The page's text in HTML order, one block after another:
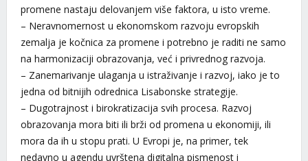
promene nastaju delovanjem više faktora, u isto vreme.
– Neravnomernost u ekonomskom razvoju evropskih
zemalja je kočnica za promene i potrebno je raditi ne samo
na harmonizaciji obrazovanja, već i privrednog razvoja.
– Zanemarivanje ulaganja u istraživanje i razvoj, iako je to
jedna od bitnijih odrednica Lisabonske strategije.
– Dugotrajnost i birokratizacija svih procesa. Razvoj
obrazovanja mora biti ili brži od promena u ekonomiji, ili
mora da ih u stopu prati. U Evropi je, na primer, tek
nedavno u agendu uvrštena digitalna pismenost i